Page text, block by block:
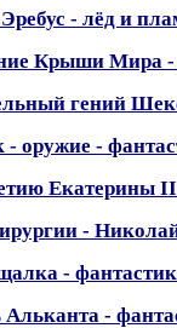
- лёд и
Крыши Мира -
гений
- оружие -
Екатерины
-
-
Альканта -